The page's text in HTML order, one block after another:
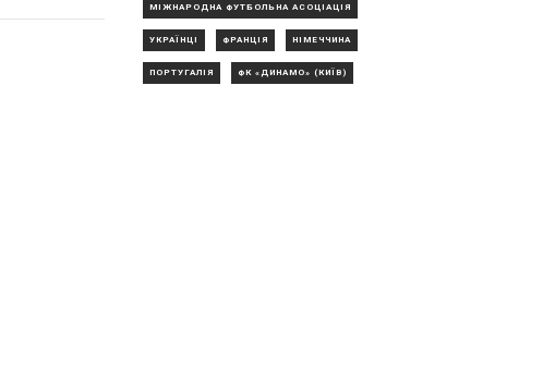
МІЖНАРОДНА ФУТБОЛЬНА АСОЦІАЦІЯ
УКРАЇНЦІ ФРАНЦІЯ НІМЕЧЧИНА
ПОРТУГАЛІЯ ФК «ДИНАМО» (КИЇВ)